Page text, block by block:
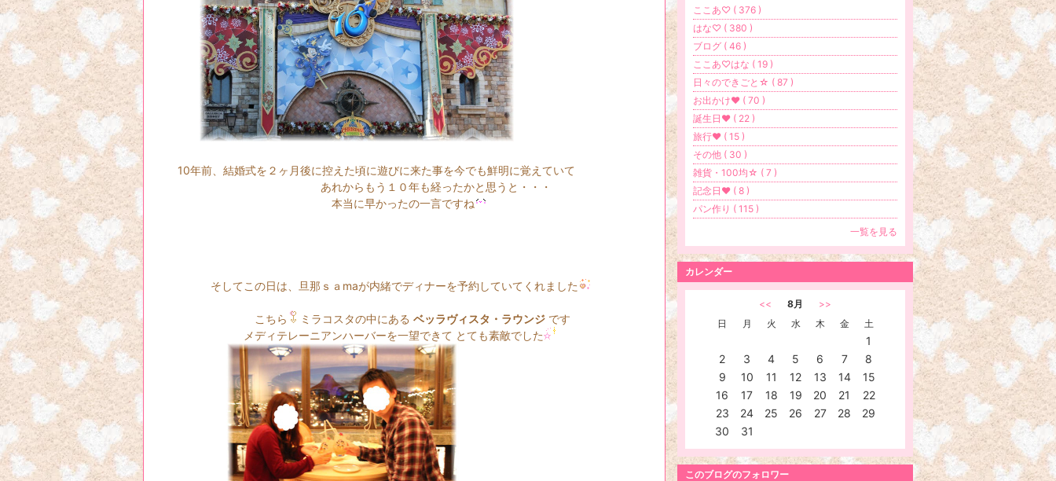
10年前、結婚式を２ヶ月後に控えた頃に遊びに来た事を今でも鮮明に覚えていて
あれからもう１０年も経ったかと思うと・・・
本当に早かったの一言ですね
そしてこの日は、旦那ｓａmaが内緒でディナーを予約していてくれました
こちら ミラコスタの中にある ベッラヴィスタ・ラウンジ です
メディテレーニアンハーバーを一望できて とても素敵でした
ここあ♡ ( 376 )
はな♡ ( 380 )
ブログ ( 46 )
ここあ♡はな ( 19 )
日々のできごと☆ ( 87 )
お出かけ♥ ( 70 )
誕生日♥ ( 22 )
旅行♥ ( 15 )
その他 ( 30 )
雑貨・100均☆ ( 7 )
記念日♥ ( 8 )
パン作り ( 115 )
一覧を見る
カレンダー
<< 8月
>>
日
月 火 水 木 金 土
1
2
3 4 5 6 7
8
9
10 11 12 13 14
15
16
17 18 19 20 21
22
23
24 25 26 27 28
29
30
31
このブログのフォロワー